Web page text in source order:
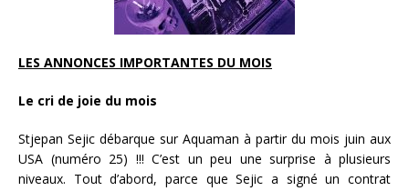
LES ANNONCES IMPORTANTES DU MOIS
Le cri de joie du mois
Stjepan Sejic débarque sur Aquaman à partir du mois juin aux
USA (numéro 25) !!! C’est un peu une surprise à plusieurs
niveaux. Tout d’abord, parce que Sejic a signé un contrat